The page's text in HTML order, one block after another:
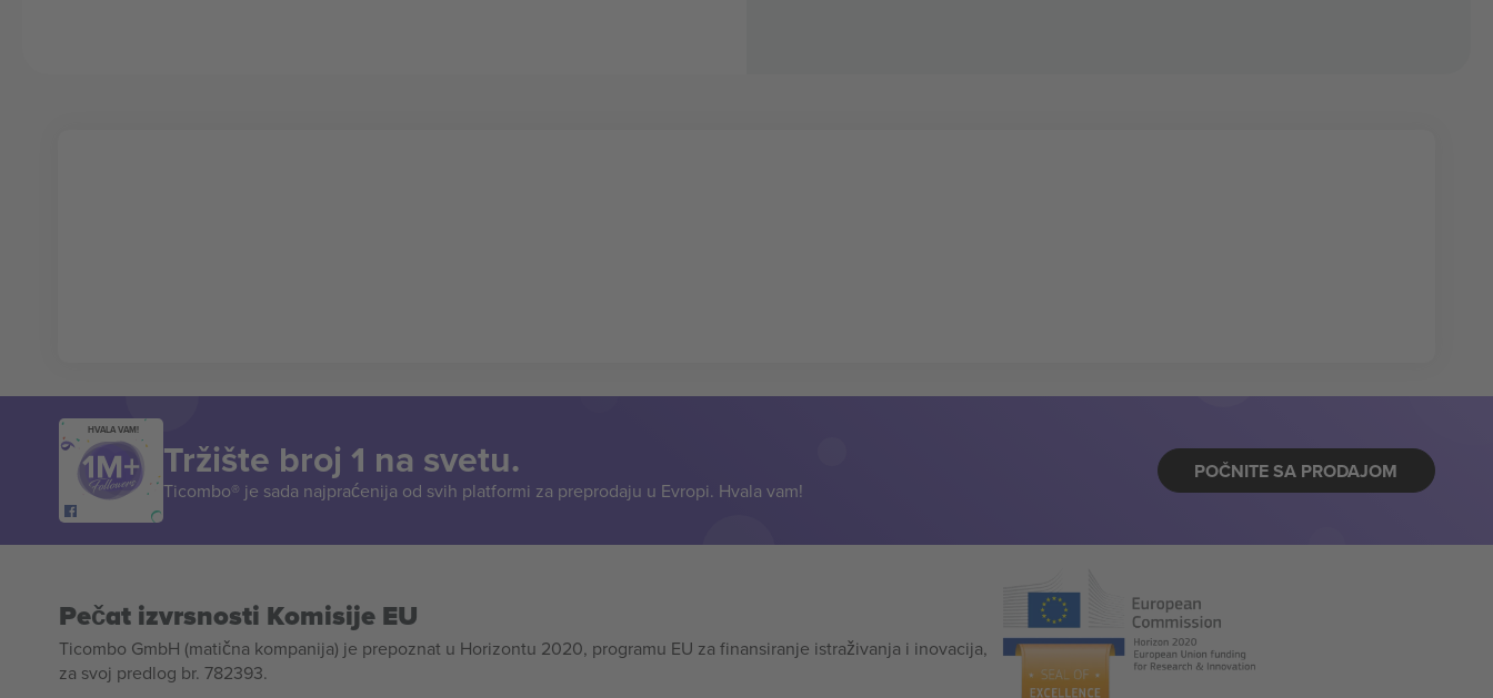
HVALA VAM!
Tržište broj 1 na svetu.
Ticombo® je sada najpraćenija od svih platformi za preprodaju u Evropi. Hvala vam!
POČNITE SA PRODAJOM
Pečat izvrsnosti Komisije EU
Ticombo GmbH (matična kompanija) je prepoznat u Horizontu 2020, programu EU za finansiranje istraživanja i inovacija,
za svoj predlog br. 782393.